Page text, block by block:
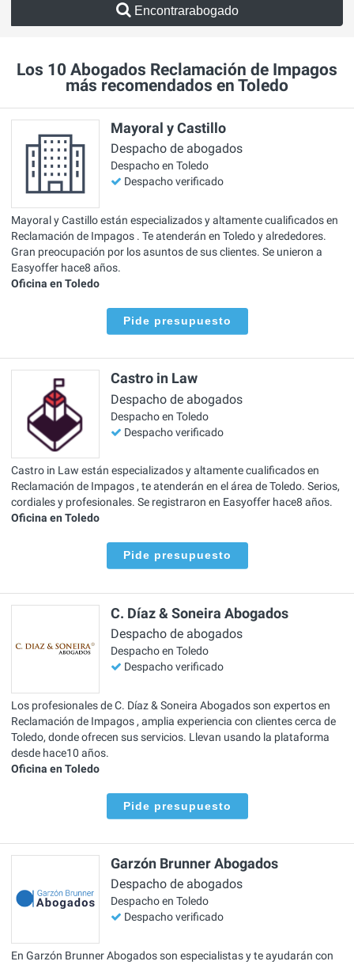
Encontrarabogado
Los 10 Abogados Reclamación de Impagos
más recomendados en Toledo
Mayoral y Castillo
Despacho de abogados
Despacho en Toledo
Despacho verificado
Mayoral y Castillo están especializados y altamente cualificados en
Reclamación de Impagos . Te atenderán en Toledo y alrededores.
Gran preocupación por los asuntos de sus clientes. Se unieron a
Easyoffer hace8 años.
Oficina en Toledo
Pide presupuesto
Castro in Law
Despacho de abogados
Despacho en Toledo
Despacho verificado
Castro in Law están especializados y altamente cualificados en
Reclamación de Impagos , te atenderán en el área de Toledo. Serios,
cordiales y profesionales. Se registraron en Easyoffer hace8 años.
Oficina en Toledo
Pide presupuesto
C. Díaz & Soneira Abogados
Despacho de abogados
Despacho en Toledo
Despacho verificado
Los profesionales de C. Díaz & Soneira Abogados son expertos en
Reclamación de Impagos , amplia experiencia con clientes cerca de
Toledo, donde ofrecen sus servicios. Llevan usando la plataforma
desde hace10 años.
Oficina en Toledo
Pide presupuesto
Garzón Brunner Abogados
Despacho de abogados
Despacho en Toledo
Despacho verificado
En Garzón Brunner Abogados son especialistas y te ayudarán con